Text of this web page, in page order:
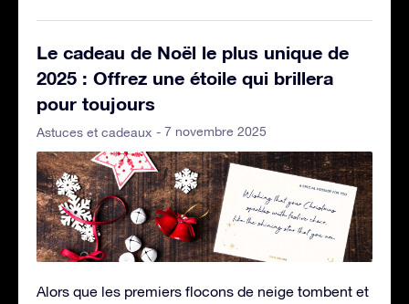
Le cadeau de Noël le plus unique de
2025 : Offrez une étoile qui brillera
pour toujours
Astuces et cadeaux - 7 novembre 2025
Alors que les premiers flocons de neige tombent et